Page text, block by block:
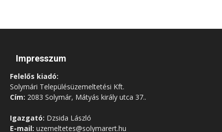
Impresszum
Felelős kiadó:
Solymári Településüzemeltetési Kft.
Cím: 2083 Solymár, Mátyás király utca 37..
Igazgató: Dzsida László
E-mail: uzemeltetes@solymarert.hu